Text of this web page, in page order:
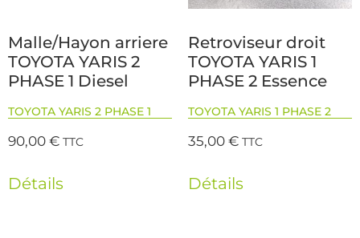
Malle/Hayon arriere
TOYOTA YARIS 2
PHASE 1 Diesel
TOYOTA YARIS 2 PHASE 1
90,00€ TTC
Détails
Retroviseur droit
TOYOTA YARIS 1
PHASE 2 Essence
TOYOTA YARIS 1 PHASE 2
35,00€ TTC
Détails